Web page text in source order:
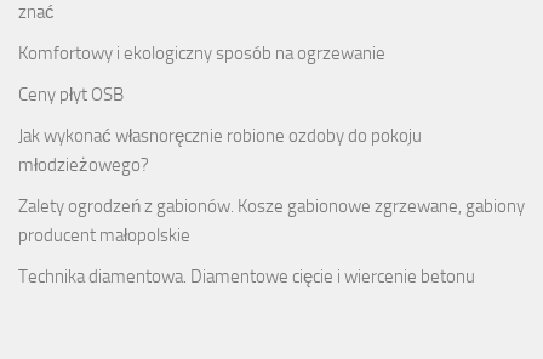
znać
Komfortowy i ekologiczny sposób na ogrzewanie
Ceny płyt OSB
Jak wykonać własnoręcznie robione ozdoby do pokoju
młodzieżowego?
Zalety ogrodzeń z gabionów. Kosze gabionowe zgrzewane, gabiony
producent małopolskie
Technika diamentowa. Diamentowe cięcie i wiercenie betonu